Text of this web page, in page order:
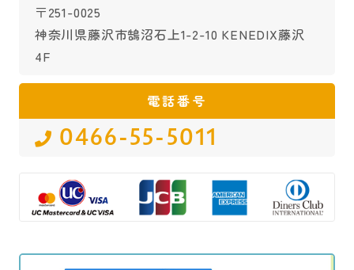
〒251-0025
神奈川県藤沢市鵠沼石上1-2-10 KENEDIX藤沢
4F
電話番号
0466-55-5011